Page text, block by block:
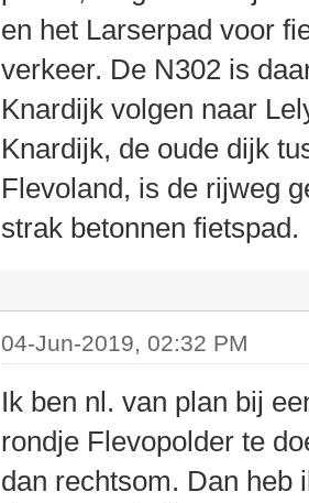
en het Larserpad voor
verkeer. De N302 is
Knardijk volgen naar
Knardijk, de oude dijk
Flevoland, is de rijweg
strak betonnen fietspad.
04-Jun-2019, 02:32 PM
Ik ben nl. van plan bij
rondje Flevopolder te
dan rechtsom. Dan heb